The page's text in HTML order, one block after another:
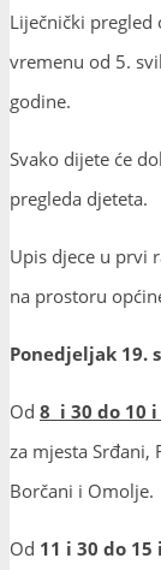
Liječnički pregled
vremenu od 5.
godine.
Svako dijete će
pregleda djeteta.
Upis djece u prvi
na prostoru
Ponedjeljak 19.
Od 8 i 30 do 10 i
za mjesta Srđani,
Borčani i Omolje.
Od 11 i 30 do 15